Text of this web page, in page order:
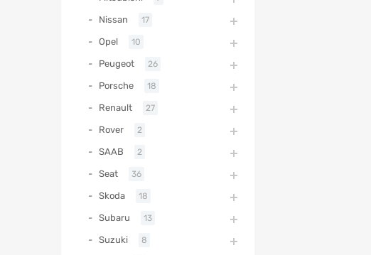
Nissan 17
Opel 10
Peugeot 26
Porsche 18
Renault 27
Rover 2
SAAB 2
Seat 36
Skoda 18
Subaru 13
Suzuki 8